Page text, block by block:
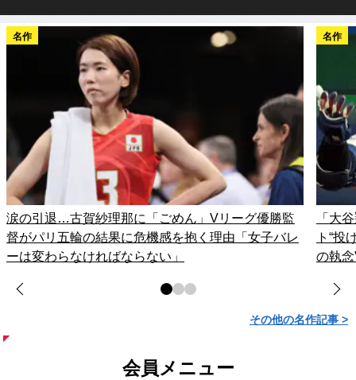
名作
涙の引退…古賀紗理那に「ごめん」Vリーグ優勝監
督がパリ五輪の結果に危機感を抱く理由「女子バレ
ーは変わらなければならない」
名作
「大
ト“
の執念
その他の名作記事 >
会員メニュー